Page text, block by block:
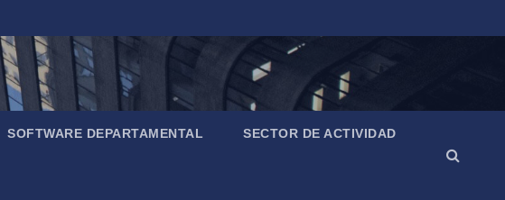
SOFTWARE DEPARTAMENTAL SECTOR DE ACTIVIDAD